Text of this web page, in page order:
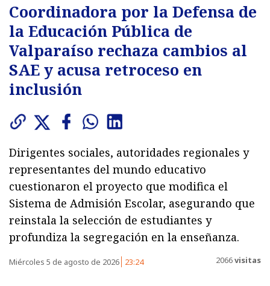
Coordinadora por la Defensa de
la Educación Pública de
Valparaíso rechaza cambios al
SAE y acusa retroceso en
inclusión
Dirigentes sociales, autoridades regionales y
representantes del mundo educativo
cuestionaron el proyecto que modifica el
Sistema de Admisión Escolar, asegurando que
reinstala la selección de estudiantes y
profundiza la segregación en la enseñanza.
Miércoles 5 de agosto de 2026 23:24 2066visitas